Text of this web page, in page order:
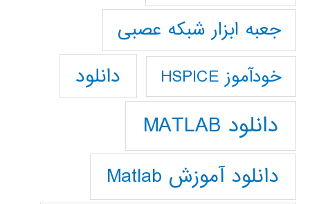
جعبه ابزار شبکه عصبی
خودآموز HSPICE دانلود
دانلود MATLAB
دانلود آموزش Matlab